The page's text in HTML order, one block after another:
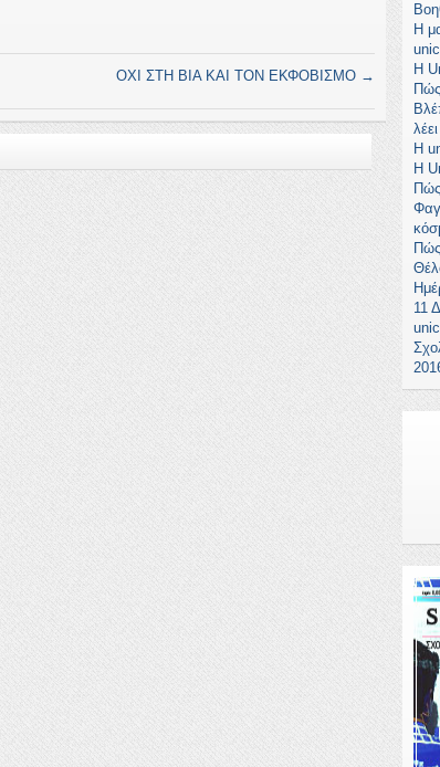
ΟΧΙ ΣΤΗ ΒΙΑ ΚΑΙ ΤΟΝ ΕΚΦΟΒΙΣΜΟ →
Η
Η
Η
H
11